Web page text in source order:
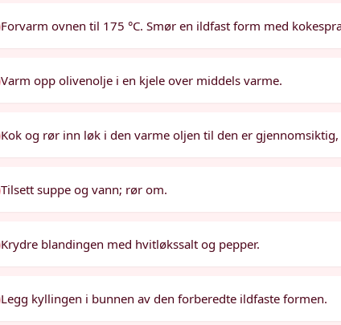
Forvarm ovnen til 175 °C. Smør en ildfast form med
Varm opp olivenolje i en kjele over middels varme.
Kok og rør inn løk i den varme oljen til den er
Tilsett suppe og vann; rør om.
Krydre blandingen med hvitløkssalt og pepper.
Legg kyllingen i bunnen av den forberedte ildfaste formen.